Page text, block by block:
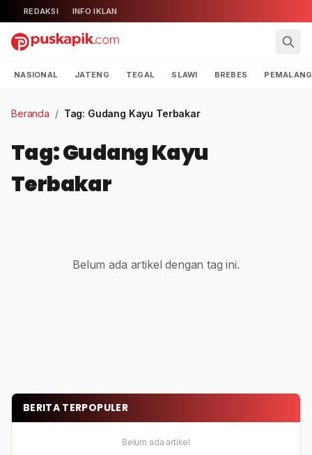
REDAKSI INFO IKLAN
NASIONAL JATENG TEGAL SLAWI BREBES PEMALANG
Beranda / Tag: Gudang Kayu Terbakar
Tag: Gudang Kayu
Terbakar
Belum ada artikel dengan tag ini.
BERITA TERPOPULER
Belum ada artikel